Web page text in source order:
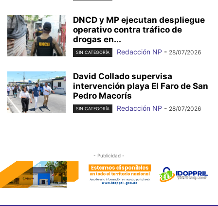
DNCD y MP ejecutan despliegue
operativo contra tráfico de
drogas en...
SIN CATEGORÍA Redacción NP - 28/07/2026
David Collado supervisa
intervención playa El Faro de San
Pedro Macorís
SIN CATEGORÍA Redacción NP - 28/07/2026
- Publicidad -